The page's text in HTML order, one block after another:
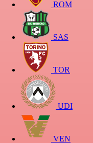
ROM
SAS
TOR
UDI
VEN